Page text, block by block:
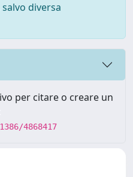
diversa
per citare o creare un
4868417